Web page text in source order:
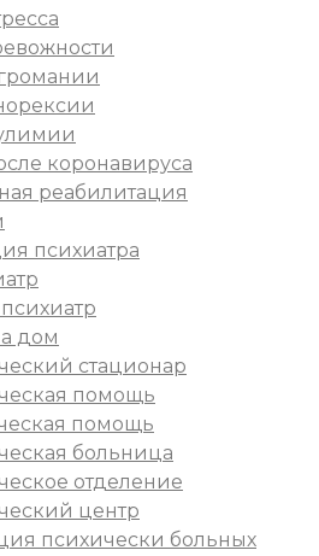
коронавируса
реабилитация
психиатра
дом
стационар
помощь
помощь
больница
отделение
центр
психически больных